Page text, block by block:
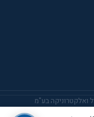
ואלקטרוניקה בע"מ